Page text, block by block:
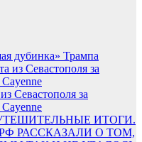
дубинка» Трампа
Севастополя за